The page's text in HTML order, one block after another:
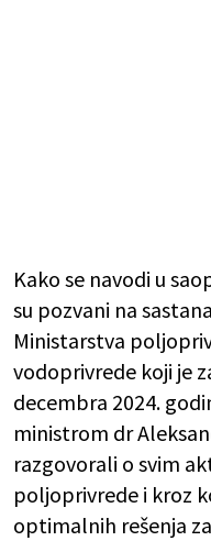
Kako se navodi u
su pozvani na
Ministarstva
vodoprivrede koji je
decembra 2024.
ministrom dr
razgovorali o svim
poljoprivrede i kroz
optimalnih rešenja